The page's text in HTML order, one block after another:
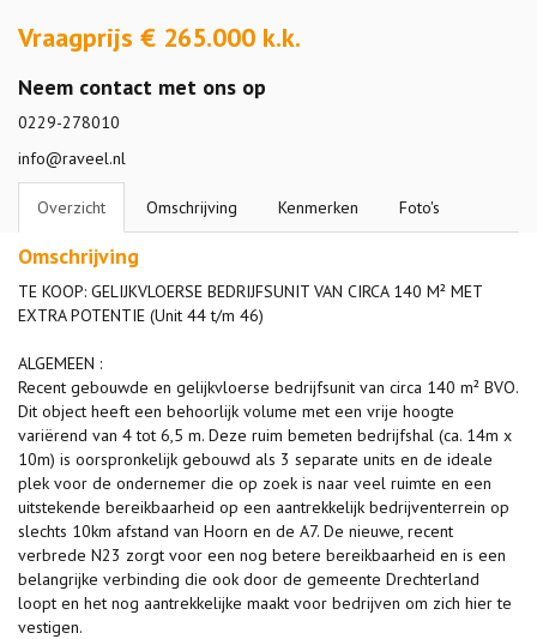
Vraagprijs € 265.000 k.k.
Neem contact met ons op
0229-278010
info@raveel.nl
Overzicht Omschrijving Kenmerken Foto's
Omschrijving
TE KOOP: GELIJKVLOERSE BEDRIJFSUNIT VAN CIRCA 140 M² MET
EXTRA POTENTIE (Unit 44 t/m 46)
ALGEMEEN :
Recent gebouwde en gelijkvloerse bedrijfsunit van circa 140 m² BVO.
Dit object heeft een behoorlijk volume met een vrije hoogte
variërend van 4 tot 6,5 m. Deze ruim bemeten bedrijfshal (ca. 14m x
10m) is oorspronkelijk gebouwd als 3 separate units en de ideale
plek voor de ondernemer die op zoek is naar veel ruimte en een
uitstekende bereikbaarheid op een aantrekkelijk bedrijventerrein op
slechts 10km afstand van Hoorn en de A7. De nieuwe, recent
verbrede N23 zorgt voor een nog betere bereikbaarheid en is een
belangrijke verbinding die ook door de gemeente Drechterland
loopt en het nog aantrekkelijke maakt voor bedrijven om zich hier te
vestigen.